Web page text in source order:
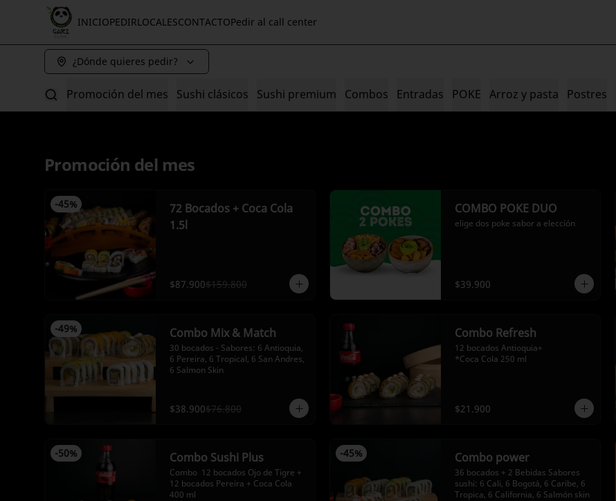
INICIOPEDIRLOCALESCONTACTOPedir al call center
¿Dónde quieres pedir?
Promoción del mes Sushi clásicos Sushi premium Combos Entradas POKE Arroz y pasta Postres
Promoción del mes
-45%
72 Bocados + Coca Cola
1.5l
$87.900$159.800
COMBO POKE DUO
elige dos poke sabor a elección
$39.900
-49% Combo Mix & Match
30 bocados - Sabores: 6 Antioquia,
6 Pereira, 6 Tropical, 6 San Andres,
6 Salmon Skin
$38.900$76.800
Combo Refresh
12 bocados Antioquia+
*Coca Cola 250 ml
$21.900
-50% Combo Sushi Plus
Combo  12 bocados Ojo de Tigre +
12 bocados Pereira + Coca Cola
400 ml
-45% Combo power
36 bocados + 2 Bebidas Sabores
sushi: 6 Cali, 6 Bogotá, 6 Caribe, 6
Tropica, 6 California, 6 Salmón skin